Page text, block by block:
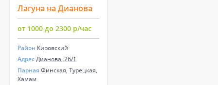
Лагуна на Дианова
от 1000 до 2300 р/час
Район Кировский
АдресДианова, 26/1
Парная Финская, Турецкая,
Хамам